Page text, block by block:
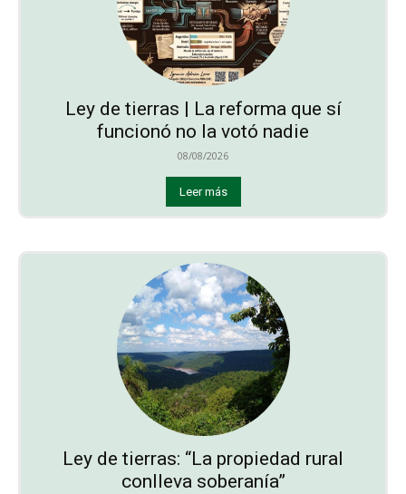
Ley de tierras | La reforma que sí
funcionó no la votó nadie
08/08/2026
Leer más
Ley de tierras: “La propiedad rural
conlleva soberanía”